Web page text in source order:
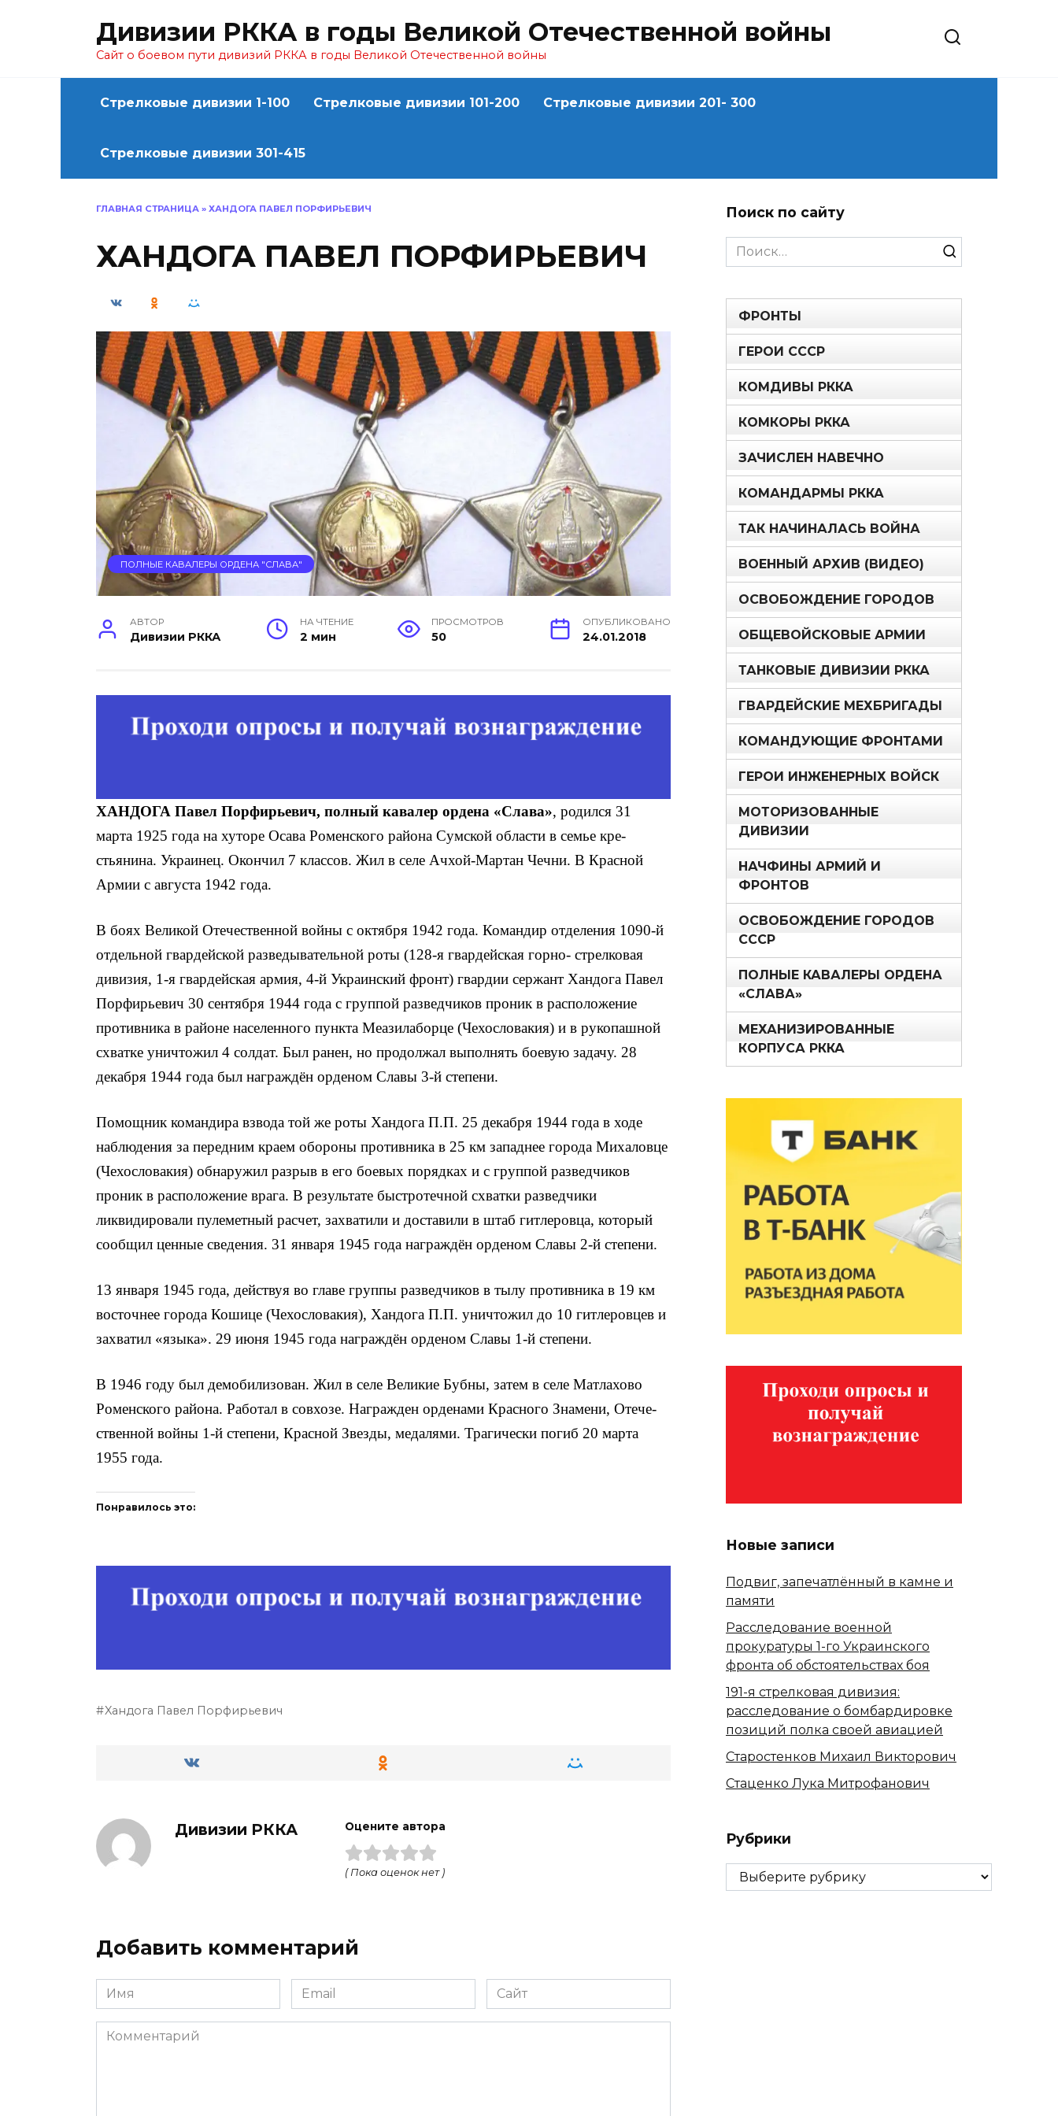
Дивизии РККА в годы Великой Отечественной войны
Сайт о боевом пути дивизий РККА в годы Великой Отечественной войны
Стрелковые дивизии 1-100 Стрелковые дивизии 101-200 Стрелковые дивизии 201- 300
Стрелковые дивизии 301-415
ГЛАВНАЯ СТРАНИЦА » ХАНДОГА ПАВЕЛ ПОРФИРЬЕВИЧ
ХАНДОГА ПАВЕЛ ПОРФИРЬЕВИЧ
ПОЛНЫЕ КАВАЛЕРЫ ОРДЕНА "СЛАВА"
АВТОР
Дивизии РККА
НА ЧТЕНИЕ
2 мин
ПРОСМОТРОВ
50
ОПУБЛИКОВАНО
24.01.2018
ХАНДОГА Павел Порфирьевич, полный кавалер ордена «Слава», родился 31
марта 1925 года на хуторе Осава Роменского района Сумской области в семье кре­
стьянина. Украинец. Окончил 7 клас­сов. Жил в селе Ачхой-Мартан Чечни. В Красной
Армии с августа 1942 года.
В боях Великой Отечественной войны с октября 1942 года. Командир отделения 1090-й
отдельной гвардейской разведывательной роты (128-я гвардейская горно- стрелковая
дивизия, 1-я гвардейская армия, 4-й Украинский фронт) гвардии сержант Xандога Павел
Порфирьевич 30 сентября 1944 года с группой раз­ведчиков проник в расположение
противника в районе населенного пункта Меазилаборце (Че­хословакия) и в рукопашной
схватке уничтожил 4 солдат. Был ранен, но продолжал выполнять боевую задачу. 28
декабря 1944 года был награждён орденом Славы 3-й степени.
Помощник командира взвода той же роты Xандога П.П. 25 декабря 1944 года в ходе
наблюдения за пере­дним краем обороны противника в 25 км западнее города Михаловце
(Чехословакия) об­наружил разрыв в его боевых поряд­ках и с группой разведчиков
проник в расположение врага. В результате быстротечной схватки разведчики
ликвидировали пулеметный расчет, за­хватили и доставили в штаб гитлеров­ца, который
сообщил ценные сведе­ния. 31 января 1945 года награждён орденом Славы 2-й степени.
13 января 1945 года, действуя во главе груп­пы разведчиков в тылу противника в 19 км
восточнее города Кошице (Чехослова­кия), Xандога П.П. уничтожил до 10 гитлеров­цев и
захватил «языка». 29 июня 1945 года награждён орденом Славы 1-й степени.
В 1946 году был демобилизован. Жил в селе Ве­ликие Бубны, затем в селе Матлахово
Роменского района. Работал в совхозе. Награжден орденами Красного Знамени, Отече­
ственной войны 1-й степени, Красной Звез­ды, медалями. Трагически погиб 20 марта
1955 года.
Понравилось это:
Xандога Павел Порфирьевич
Дивизии РККА Оцените автора
( Пока оценок нет )
Добавить комментарий
Имя Email Сайт
Комментарий
Поиск по сайту
Search
for:
ФРОНТЫ
ГЕРОИ СССР
КОМДИВЫ РККА
КОМКОРЫ РККА
ЗАЧИСЛЕН НАВЕЧНО
КОМАНДАРМЫ РККА
ТАК НАЧИНАЛАСЬ ВОЙНА
ВОЕННЫЙ АРХИВ (ВИДЕО)
ОСВОБОЖДЕНИЕ ГОРОДОВ
ОБЩЕВОЙСКОВЫЕ АРМИИ
ТАНКОВЫЕ ДИВИЗИИ РККА
ГВАРДЕЙСКИЕ МЕХБРИГАДЫ
КОМАНДУЮЩИЕ ФРОНТАМИ
ГЕРОИ ИНЖЕНЕРНЫХ ВОЙСК
МОТОРИЗОВАННЫЕ
ДИВИЗИИ
НАЧФИНЫ АРМИЙ И
ФРОНТОВ
ОСВОБОЖДЕНИЕ ГОРОДОВ
СССР
ПОЛНЫЕ КАВАЛЕРЫ ОРДЕНА
«СЛАВА»
МЕХАНИЗИРОВАННЫЕ
КОРПУСА РККА
Новые записи
Подвиг, запечатлённый в камне и
памяти
Расследование военной
прокуратуры 1-го Украинского
фронта об обстоятельствах боя
191-я стрелковая дивизия:
расследование о бомбардировке
позиций полка своей авиацией
Старостенков Михаил Викторович
Стаценко Лука Митрофанович
Рубрики
Рубрики